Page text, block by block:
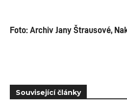
Foto: Archiv Jany Štrausové,
Související články